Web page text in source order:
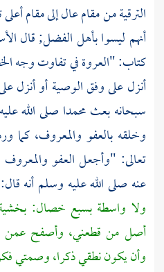
الترقية من مقام عال إلى مقام
أنهم ليسوا بأهل الفضل; قال
كتاب: "العروة في تفاوت وجه
أنزل على وفق الوصية أو أنزل
سبحانه بعثمحمدا صلى الله
وخلقه بالعفو والمعروف، كما
تعالى: "وأجعل العفو
عنه صلى الله عليه وسلم أنه قال:
ولا واسطة بسبع خصال: بخشية
أصل من قطعني، وأصفح عمن
وأن يكون نطقي ذكرا، وصمتي